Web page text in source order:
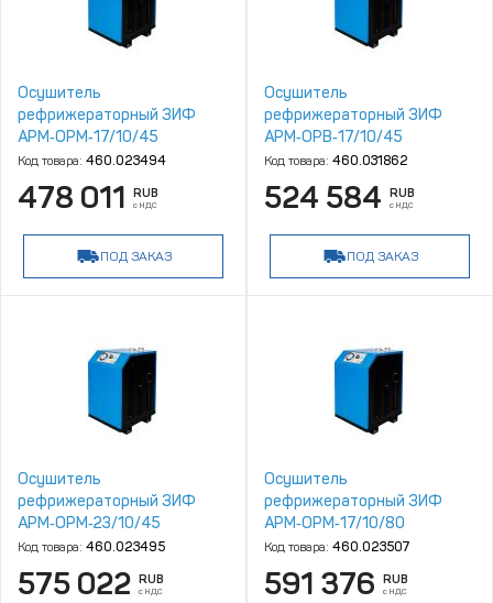
Осушитель
рефрижераторный ЗИФ
АРМ‑ОРМ‑17/10/45
Код товара: 460.023494
478 011 RUB
с НДС
ПОД ЗАКАЗ
Осушитель
рефрижераторный ЗИФ
АРМ‑ОРВ‑17/10/45
Код товара: 460.031862
524 584 RUB
с НДС
ПОД ЗАКАЗ
Осушитель
рефрижераторный ЗИФ
АРМ‑ОРМ‑23/10/45
Код товара: 460.023495
575 022 RUB
с НДС
Осушитель
рефрижераторный ЗИФ
АРМ‑ОРМ‑17/10/80
Код товара: 460.023507
591 376 RUB
с НДС